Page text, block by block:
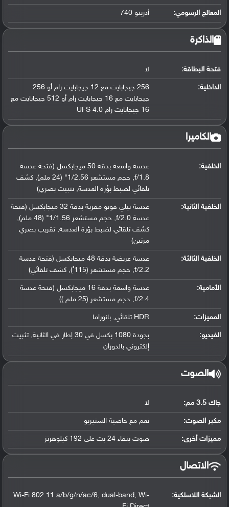
المعالج الرسومي: أدرينو 740
الذاكرة
فتحة البطاقة: لا
الداخلية:
256 جيجابايت مع 12 جيجابايت رام أو 256
جيجابايت مع 16 جيجابايت رام أو 512 جيجابايت مع
16 جيجابايت رام UFS 4.0
الكاميرا
الخلفية:
عدسة واسعة بدقة 50 ميجابكسل (فتحة عدسة
f/1.8, حجم مستشعر 1/2.56" (24 ملم), كشف
تلقائي لضبط بؤرة العدسة, تثبيت بصري)
الخلفية الثانية:
عدسة تيلي فوتو مقربة بدقة 32 ميجابكسل (فتحة
عدسة f/2.0, حجم مستشعر 1/1.56" (48 ملم),
كشف تلقائي لضبط بؤرة العدسة, تقريب بصري
مرتين)
الخلفية الثالثة:
عدسة عريضة بدقة 48 ميجابكسل (فتحة عدسة
f/2.2, حجم مستشعر (115˚), كشف تلقائي)
الأمامية:
عدسة واسعة بدقة 16 ميجابكسل (فتحة عدسة
f/2.4, حجم مستشعر (25 ملم ))
المميزات: HDR تلقائي, بانوراما
الفيديو:
بجودة 1080 بكسل في 30 إطار في الثانية, تثبيت
إلكتروني بالدوران
الصوت
جاك 3.5 مم: لا
مكبر الصوت: نعم مع خاصية الستيريو
مميزات أخرى: صوت بنقاء 24 بت على 192 كيلوهرتز
الاتصال
الشبكة اللاسلكية:
Wi-Fi 802.11 a/b/g/n/ac/6, dual-band, Wi-